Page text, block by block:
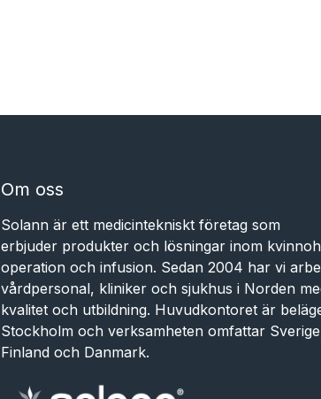
Om oss
Solann är ett medicintekniskt företag som
erbjuder produkter och lösningar inom
operation och infusion. Sedan 2004 har vi
vårdpersonal, kliniker och sjukhus i Norden
kvalitet och utbildning. Huvudkontoret är
Stockholm och verksamheten omfattar
Finland och Danmark.